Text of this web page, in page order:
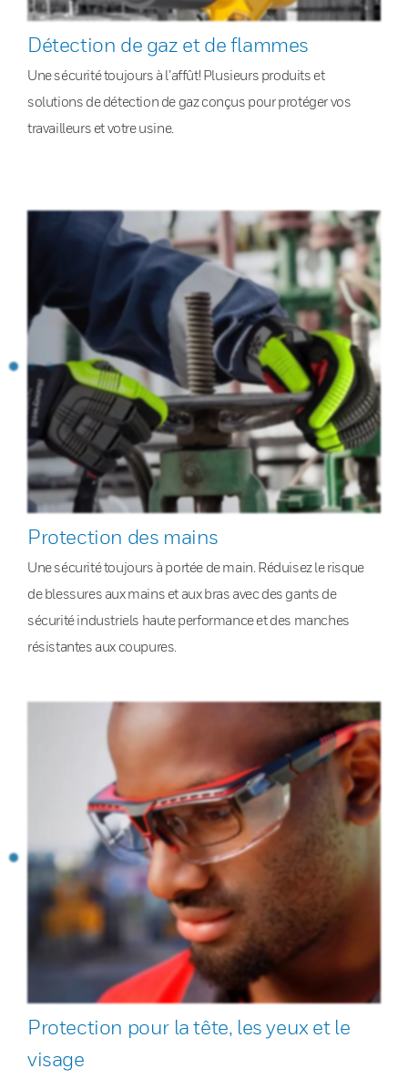
Détection de gaz et de flammes
Une sécurité toujours à l’affût! Plusieurs produits et
solutions de détection de gaz conçus pour protéger vos
travailleurs et votre usine.
Protection des mains
Une sécurité toujours à portée de main. Réduisez le risque
de blessures aux mains et aux bras avec des gants de
sécurité industriels haute performance et des manches
résistantes aux coupures.
Protection pour la tête, les yeux et le
visage